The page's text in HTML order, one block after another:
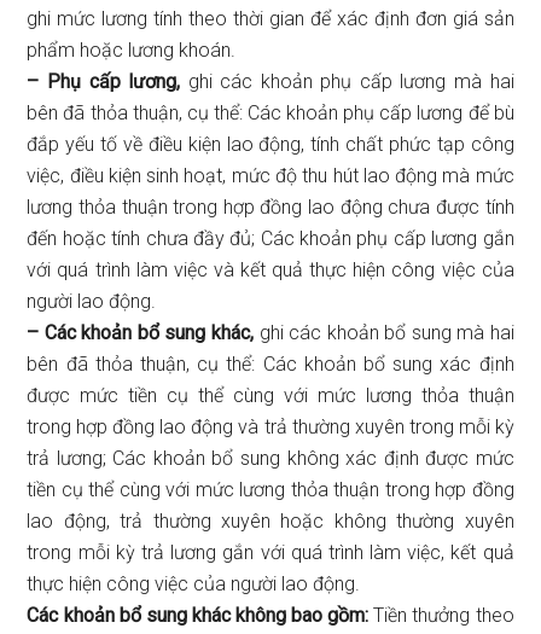
ghi mức lương tính theo thời gian để xác định đơn giá sản
phẩm hoặc lương khoán.
– Phụ cấp lương, ghi các khoản phụ cấp lương mà hai
bên đã thỏa thuận, cụ thể: Các khoản phụ cấp lương để bù
đắp yếu tố về điều kiện lao động, tính chất phức tạp công
việc, điều kiện sinh hoạt, mức độ thu hút lao động mà mức
lương thỏa thuận trong hợp đồng lao động chưa được tính
đến hoặc tính chưa đầy đủ; Các khoản phụ cấp lương gắn
với quá trình làm việc và kết quả thực hiện công việc của
người lao động.
– Các khoản bổ sung khác,ghi các khoản bổ sung mà hai
bên đã thỏa thuận, cụ thể: Các khoản bổ sung xác định
được mức tiền cụ thể cùng với mức lương thỏa thuận
trong hợp đồng lao động và trả thường xuyên trong mỗi kỳ
trả lương; Các khoản bổ sung không xác định được mức
tiền cụ thể cùng với mức lương thỏa thuận trong hợp đồng
lao động, trả thường xuyên hoặc không thường xuyên
trong mỗi kỳ trả lương gắn với quá trình làm việc, kết quả
thực hiện công việc của người lao động.
Các khoản bổ sung khác không bao gồm: Tiền thưởng theo